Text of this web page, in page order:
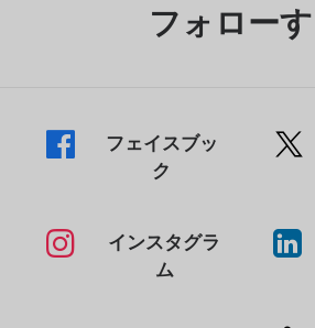
フォロー
フェイスブッ
ク
インスタグラ
ム